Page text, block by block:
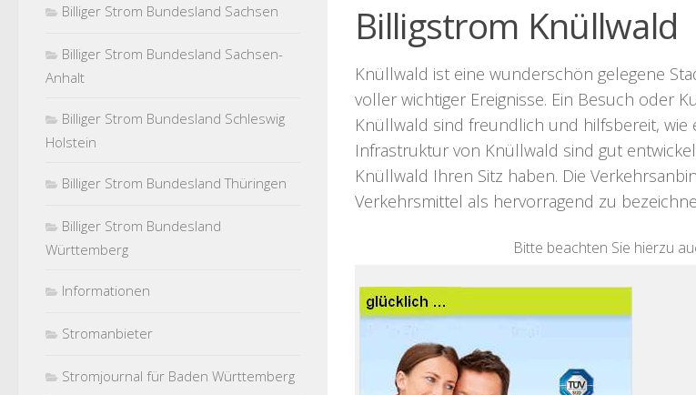
Billigstrom Knüllwald
Knüllwald ist eine wunderschön gelegene
voller wichtiger Ereignisse. Ein Besuch oder
Knüllwald sind freundlich und hilfsbereit,
Infrastruktur von Knüllwald sind gut
Knüllwald Ihren Sitz haben. Die
Verkehrsmittel als hervorragend zu
Bitte beachten Sie hierzu
Billiger Strom Bundesland Sachsen
Billiger Strom Bundesland Sachsen-
Anhalt
Billiger Strom Bundesland Schleswig
Holstein
Billiger Strom Bundesland Thüringen
Billiger Strom Bundesland
Württemberg
Informationen
Stromanbieter
Stromjournal für Baden Württemberg